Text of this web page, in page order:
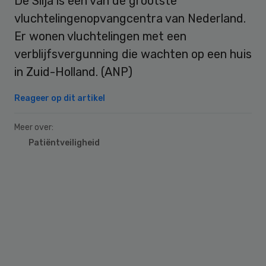
vluchtelingenopvangcentra van Nederland.
Er wonen vluchtelingen met een
verblijfsvergunning die wachten op een huis
in Zuid-Holland. (ANP)
Reageer op dit artikel
Meer over:
Patiëntveiligheid